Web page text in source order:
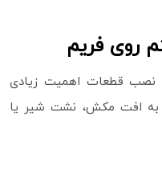
روی فریم
نصب قطعات اهمیت زیادی
به افت مکش، نشت شیر یا